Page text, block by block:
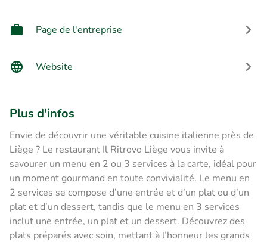
Page de l'entreprise
Website
Plus d'infos
Envie de découvrir une véritable cuisine italienne près de
Liège ? Le restaurant Il Ritrovo Liège vous invite à
savourer un menu en 2 ou 3 services à la carte, idéal pour
un moment gourmand en toute convivialité. Le menu en
2 services se compose d’une entrée et d’un plat ou d’un
plat et d’un dessert, tandis que le menu en 3 services
inclut une entrée, un plat et un dessert. Découvrez des
plats préparés avec soin, mettant à l’honneur les grands